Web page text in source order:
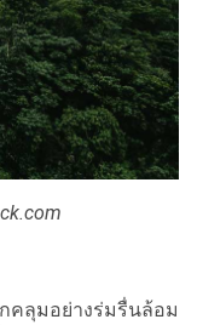
คลุมอย่างร่มรื่นล้อม